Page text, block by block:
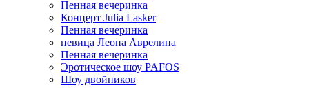
Пенная вечеринка
Концерт Julia Lasker
Пенная вечеринка
певица Леона Аврелина
Пенная вечеринка
Эротическое шоу PAFOS
Шоу двойников